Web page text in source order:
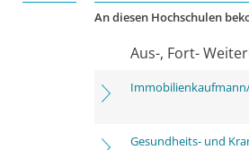
An diesen Hochschulen
Aus-, Fort-
Gesundheits- und